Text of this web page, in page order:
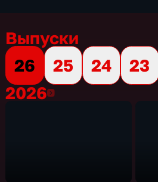
Выпуски
26
25 24 23
20262026